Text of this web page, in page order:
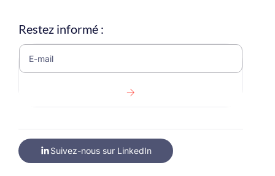
Restez informé :
Suivez-nous sur LinkedIn